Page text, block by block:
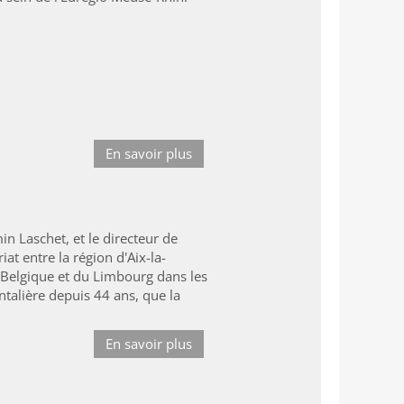
En savoir plus
Laschet, et le directeur de
entre la région d'Aix-la-
et du Limbourg dans les
depuis 44 ans, que la
En savoir plus